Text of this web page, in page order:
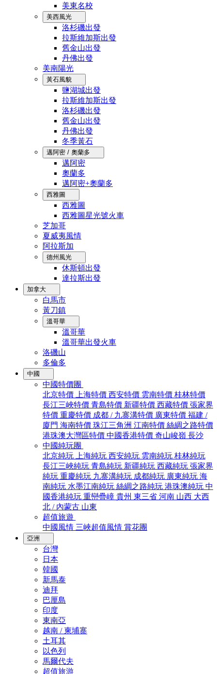
美東名校
美西風光
洛杉磯出發
拉斯維加斯出發
舊金山出發
丹佛出發
美南陽光
黃石風貌
鹽湖城出發
拉斯維加斯出發
洛杉磯出發
舊金山出發
丹佛出發
冬季黃石
邁阿密 / 奧蘭多
邁阿密
奧蘭多
邁阿密+奧蘭多
西雅圖
西雅圖
西雅圖星光號火車
芝加哥
夏威夷風情
阿拉斯加
德州風光
休斯頓出發
達拉斯出發
加拿大
白馬市
黃刀鎮
溫哥華
溫哥華
溫哥華出發火車
洛磯山
多倫多
中國
中國特價團
北京特價
上海特價 西安特價 雲南特價 桂林特價
長江三峽特價 青島特價 新疆特價 西藏特價 張家界
特價 重慶特價 成都 / 九寨溝特價 廣東特價 福建 /
廈門 海南特價 珠江三角洲 江南特價 絲綢之路特價
港珠澳大灣區特價 中國香港特價 奇山峻嶺 長沙
中國純玩團
北京純玩
上海純玩 西安純玩 雲南純玩 桂林純玩
長江三峽純玩 青島純玩 新疆純玩 西藏純玩 張家界
純玩 重慶純玩 九寨溝純玩 成都純玩 廣東純玩 海
南純玩 水墨江南純玩 絲綢之路純玩 港珠澳純玩 中
國香港純玩 重巒疊嶂 貴州 東三省 河南 山西 大西
北 / 內蒙古 山東
超值旅遊
中國風情 三峽超值風情 賞花團
亞洲
台灣
日本
韓國
新馬泰
迪拜
巴厘島
印度
東南亞
越南 / 柬埔寨
土耳其
以色列
馬爾代夫
超值旅游